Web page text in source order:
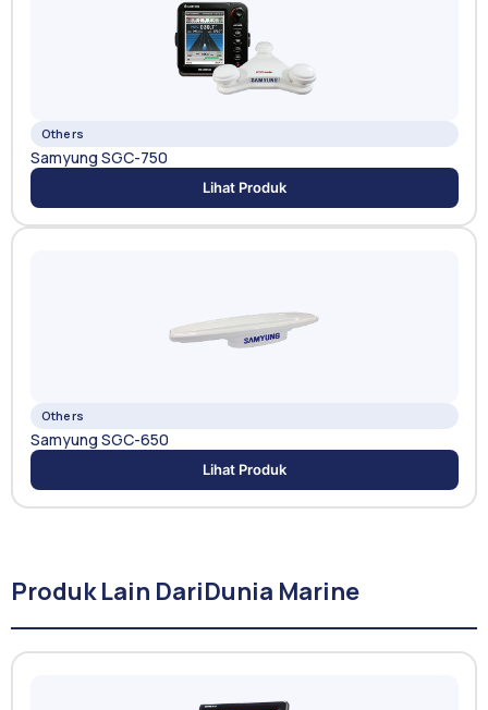
Others
Samyung SGC-750
Lihat Produk
Others
Samyung SGC-650
Lihat Produk
Produk Lain DariDunia Marine